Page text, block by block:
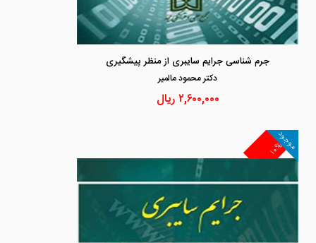
جرم شناسی جرایم سایبری از منظر پیشگیری
دكتر محمود مالمير
۲,۶۰۰,۰۰۰ریال
۱۰%
موجود